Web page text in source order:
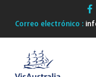
Correo electrónico :